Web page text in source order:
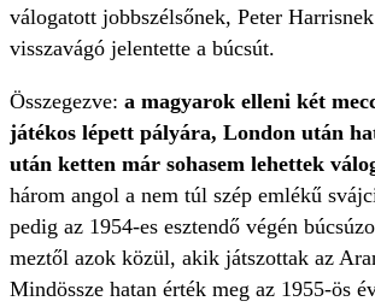
válogatott jobbszélsőnek, Peter
visszavágó jelentette a búcsút.
Összegezve: a magyarok elleni két
játékos lépett pályára, London után
után ketten már sohasem lehettek
három angol a nem túl szép emlékű
pedig az 1954-es esztendő végén
meztől azok közül, akik játszottak az
Mindössze hatan érték meg az 1955-ös